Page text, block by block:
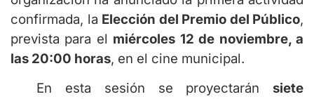
confirmada, la Elección del Premio del Público,
prevista para el miércoles 12 de noviembre, a
las 20:00 horas, en el cine municipal.
En esta sesión se proyectarán siete